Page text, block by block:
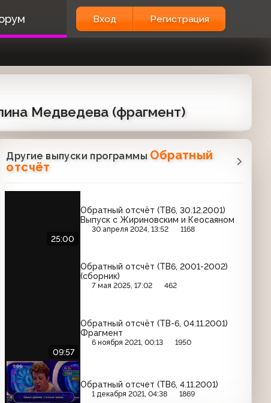
Вход Регистрация
Медведева (фрагмент)
Другие выпуски программы Обратный
отсчёт
25:00
Обратный отсчёт (ТВ6, 30.12.2001)
Выпуск с Жириновским и Кеосаяном
30 апреля 2024, 13:52 1168
Обратный отсчёт (ТВ6, 2001-2002)
(сборник)
7 мая 2025, 17:02 462
09:57
Обратный отсчёт (ТВ-6, 04.11.2001)
Фрагмент
6 ноября 2021, 00:13 1950
Обратный отсчет (ТВ6, 4.11.2001)
1 декабря 2021, 04:38 1869